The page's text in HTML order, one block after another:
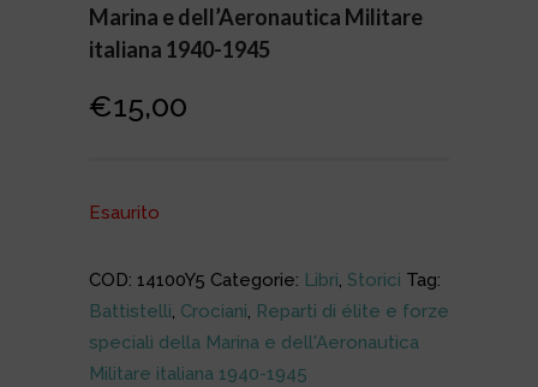
Marina e dell’Aeronautica Militare
italiana 1940-1945
€15,00
Esaurito
COD: 14100Y5 Categorie: Libri, Storici Tag:
Battistelli, Crociani, Reparti di élite e forze
speciali della Marina e dell'Aeronautica
Militare italiana 1940-1945